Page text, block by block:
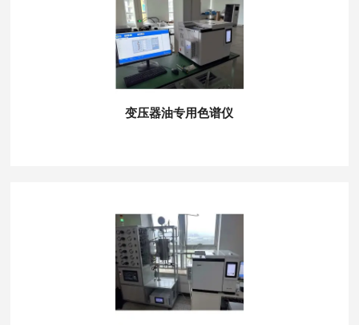
变压器油专用色谱仪